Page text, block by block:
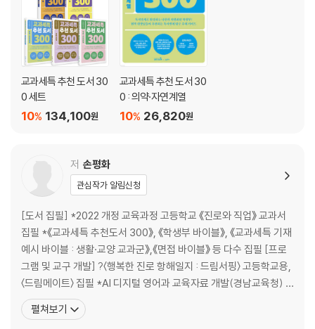
교과세특 추천 도서 30
0 세트
134,100원
10%
교과세특 추천 도서 30
0 : 의약·자연계열
26,820원
10%
저 손평화
관심작가 알림신청
[도서 집필] *2022 개정 교육과정 고등학교 《진로와 직업》 교과서
집필 *《교과세특 추천도서 300》, 《학생부 바이블》, 《교과세특 기재
예시 바이블 : 생활·교양 교과군》,《면접 바이블》 등 다수 집필 [프로
그램 및 교구 개발] ?〈행복한 진로 항해일지 : 드림서핑〉 고등학교용,
〈드림메이트〉 집필 *AI 디지털 영어과 교육자료 개발(경남교육청) *
중3 진로전환기 교육자료 개발(경남교육청) [활동] *GEG(Googl
e Educator Group) 경남 Leader *AIEDAP 마스터교원 *디지털
펼쳐보기